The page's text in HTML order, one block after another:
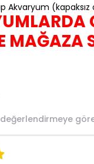
Akvaryum
MAĞAZA
değerlendirmeye